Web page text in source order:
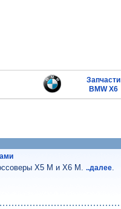
Запчасти
BMW X6
X5 M и X6 M...далее.